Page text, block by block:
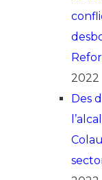
2022
Des